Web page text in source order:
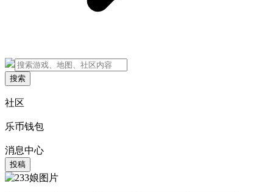
搜索
社区
乐币钱包
消息中心
投稿